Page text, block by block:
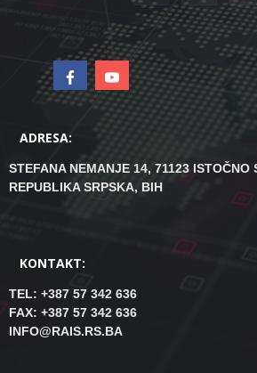
ADRESA:
STEFANA NEMANJE 14, 71123 ISTOČNO
REPUBLIKA SRPSKA, BIH
KONTAKT:
TEL: +387 57 342 636
FAX: +387 57 342 636
INFO@RAIS.RS.BA